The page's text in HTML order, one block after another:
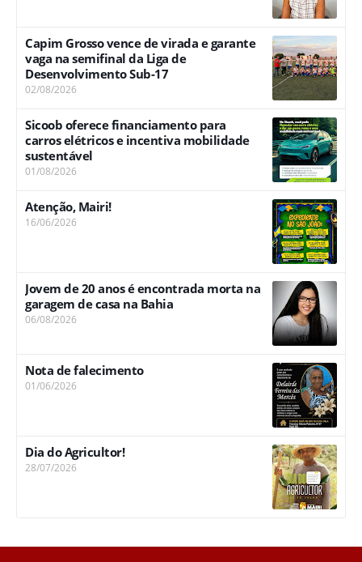
Capim Grosso vence de virada e garante
vaga na semifinal da Liga de
Desenvolvimento Sub-17
02/08/2026
Sicoob oferece financiamento para
carros elétricos e incentiva mobilidade
sustentável
01/08/2026
Atenção, Mairi!
16/06/2026
Jovem de 20 anos é encontrada morta na
garagem de casa na Bahia
06/08/2026
Nota de falecimento
01/06/2026
Dia do Agricultor!
28/07/2026